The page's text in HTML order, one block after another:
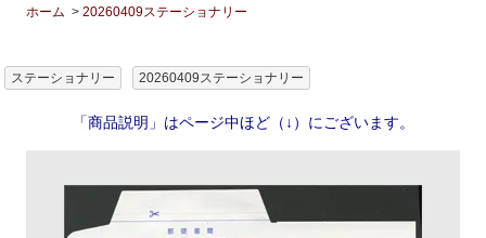
ホーム >20260409ステーショナリー
ステーショナリー 20260409ステーショナリー
「商品説明」はページ中ほど（↓）にございます。